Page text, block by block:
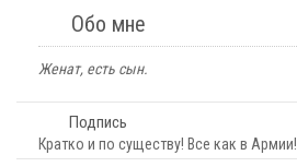
Обо мне
Женат, есть сын.
Подпись
Кратко и по существу! Все как в Армии!